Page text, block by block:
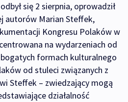
się 2 sierpnia, oprowadził
autorów Marian Steffek,
Kongresu Polaków w
na wydarzeniach od
formach kulturalnego
od stuleci związanych z
Steffek – zwiedzający mogą
działalność